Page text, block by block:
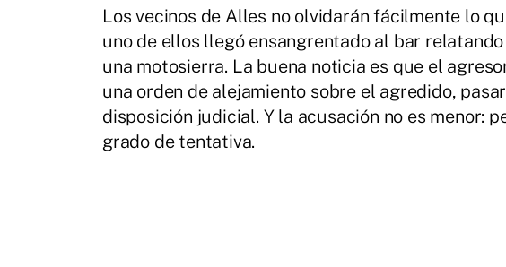
Los vecinos de Alles no olvidarán fácilmente lo
uno de ellos llegó ensangrentado al bar
una motosierra. La buena noticia es que el
una orden de alejamiento sobre el agredido,
disposición judicial. Y la acusación no es menor:
grado de tentativa.